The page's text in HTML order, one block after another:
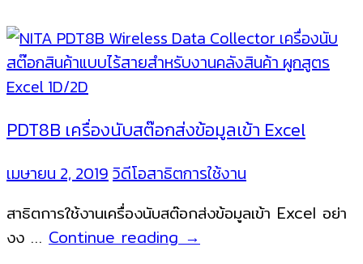
PDT8B เครื่องนับสต๊อกส่งข้อมูลเข้า Excel
เมษายน 2, 2019วิดีโอสาธิตการใช้งาน
สาธิตการใช้งานเครื่องนับสต๊อกส่งข้อมูลเข้า Excel อย่า
งง … Continue readingPDT8B
→